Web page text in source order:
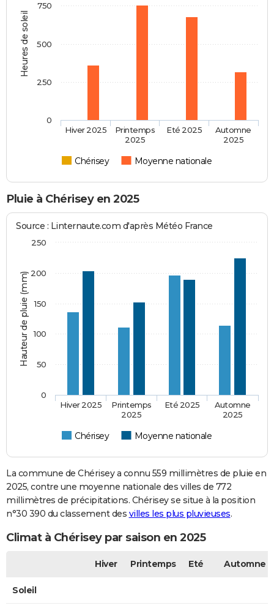
Heures de soleil
Chérisey Moyenne nationale
Hiver 2025
Printemps
2025
Eté 2025
Automne
2025
0
250
500
750
Pluie à Chérisey en 2025
Hauteur de pluie (mm)
Source : Linternaute.com d'après Météo France
Chérisey Moyenne nationale
Hiver 2025
Printemps
2025
Eté 2025
Automne
2025
0
50
100
150
200
250
La commune de Chérisey a connu 559 millimètres de pluie en
2025, contre une moyenne nationale des villes de 772
millimètres de précipitations. Chérisey se situe à la position
n°30 390 du classement des villes les plus pluvieuses.
Climat à Chérisey par saison en 2025
Hiver Printemps Eté Automne
Soleil